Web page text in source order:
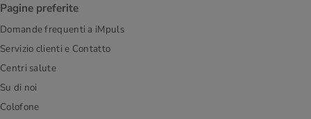
Pagine preferite
Domande frequenti a iMpuls
Servizio clienti e Contatto
Centri salute
Su di noi
Colofone